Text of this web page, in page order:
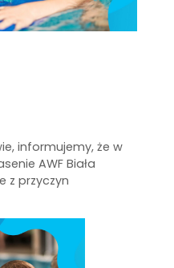
informujemy, że w
AWF Biała
z przyczyn